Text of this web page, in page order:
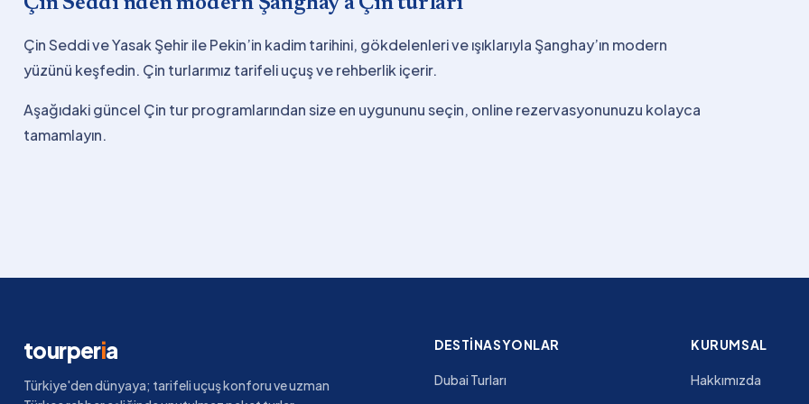
Çin Seddi ve Yasak Şehir ile Pekin’in kadim tarihini, gökdelenleri ve ışıklarıyla Şanghay’ın modern
yüzünü keşfedin. Çin turlarımız tarifeli uçuş ve rehberlik içerir.
Aşağıdaki güncel Çin tur programlarından size en uygununu seçin, online rezervasyonunuzu kolayca
tamamlayın.
tourperia
Türkiye'den dünyaya; tarifeli uçuş konforu ve uzman
DESTINASYONLAR
Dubai Turları
KURUMSAL
Hakkımızda